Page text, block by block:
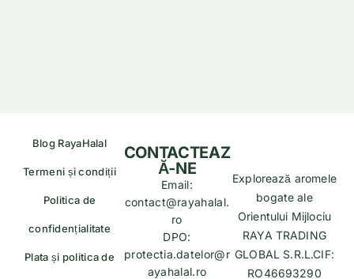
Blog RayaHalal
Termeni și condiții
Politica de
confidențialitate
Plata și politica de
Explorează aromele
bogate ale
Orientului Mijlociu
RAYA TRADING
GLOBAL S.R.L.CIF:
RO46693290
CONTACTEAZ
Ă-NE
Email:
contact@rayahalal.
ro
DPO:
protectia.datelor@r
ayahalal.ro